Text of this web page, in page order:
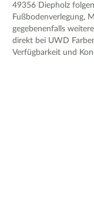
49356 Diepholz
Fußbodenverlegung,
gegebenenfalls
direkt bei UWD
Verfügbarkeit und